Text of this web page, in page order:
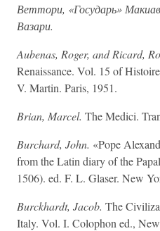
Веттори, «Государь»
Вазари.
Aubenas, Roger, and Ricard,
Renaissance. Vol. 15 of
V. Martin. Paris, 1951.
Brian, Marcel. The Medici.
Burchard, John. «Pope
from the Latin diary of the
1506). ed. F. L. Glaser. New
Burckhardt, Jacob. The
Italy. Vol. I. Colophon ed.,